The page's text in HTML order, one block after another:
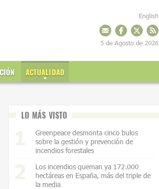
ACTUALIDAD
English
5 de Agosto de 2026
LO MÁS VISTO
Greenpeace desmonta cinco bulos
sobre la gestión y prevención de
incendios forestales
Los incendios queman ya 172.000
hectáreas en España, más del triple de
la media